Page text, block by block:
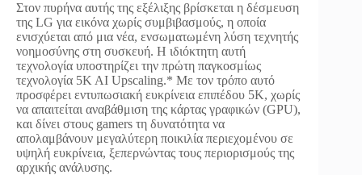
Στον πυρήνα αυτής της εξέλιξης βρίσκεται η δέσμευση
της LG για εικόνα χωρίς συμβιβασμούς, η οποία
ενισχύεται από μια νέα, ενσωματωμένη λύση τεχνητής
νοημοσύνης στη συσκευή. Η ιδιόκτητη αυτή
τεχνολογία υποστηρίζει την πρώτη παγκοσμίως
τεχνολογία 5K AI Upscaling.* Με τον τρόπο αυτό
προσφέρει εντυπωσιακή ευκρίνεια επιπέδου 5K, χωρίς
να απαιτείται αναβάθμιση της κάρτας γραφικών (GPU),
και δίνει στους gamers τη δυνατότητα να
απολαμβάνουν μεγαλύτερη ποικιλία περιεχομένου σε
υψηλή ευκρίνεια, ξεπερνώντας τους περιορισμούς της
αρχικής ανάλυσης.